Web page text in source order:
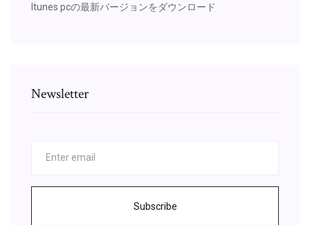
Itunes pcの最新バージョンをダウンロード
Newsletter
Subscribe